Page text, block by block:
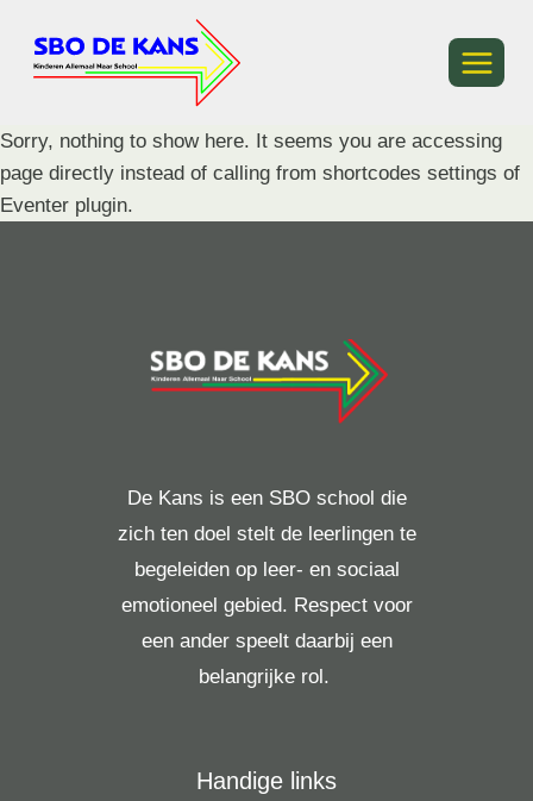
naar
Sorry, nothing to show here. It seems you are accessing
page directly instead of calling from shortcodes settings of
Eventer plugin.
De Kans is een SBO school die
zich ten doel stelt de leerlingen te
begeleiden op leer- en sociaal
emotioneel gebied. Respect voor
een ander speelt daarbij een
belangrijke rol.
Handige links